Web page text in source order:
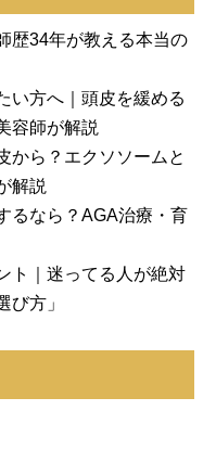
歴34年が教える本当の
い方へ｜頭皮を緩める
容師が解説
から？エクソソームと
解説
るなら？AGA治療・育
ト｜迷ってる人が絶対
び方」